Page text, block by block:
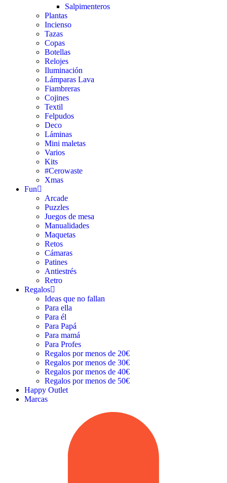
Salpimenteros
Plantas
Incienso
Tazas
Copas
Botellas
Relojes
Iluminación
Lámparas Lava
Fiambreras
Cojines
Textil
Felpudos
Deco
Láminas
Mini maletas
Varios
Kits
#Cerowaste
Xmas
Fun
Arcade
Puzzles
Juegos de mesa
Manualidades
Maquetas
Retos
Cámaras
Patines
Antiestrés
Retro
Regalos
Ideas que no fallan
Para ella
Para él
Para Papá
Para mamá
Para Profes
Regalos por menos de 20€
Regalos por menos de 30€
Regalos por menos de 40€
Regalos por menos de 50€
Happy Outlet
Marcas